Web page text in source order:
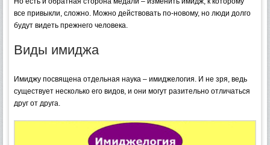
все привыкли, сложно. Можно действовать по-новому, но люди долго
будут видеть прежнего человека.
Виды имиджа
Имиджу посвящена отдельная наука – имиджелогия. И не зря, ведь
существует несколько его видов, и они могут разительно отличаться
друг от друга.